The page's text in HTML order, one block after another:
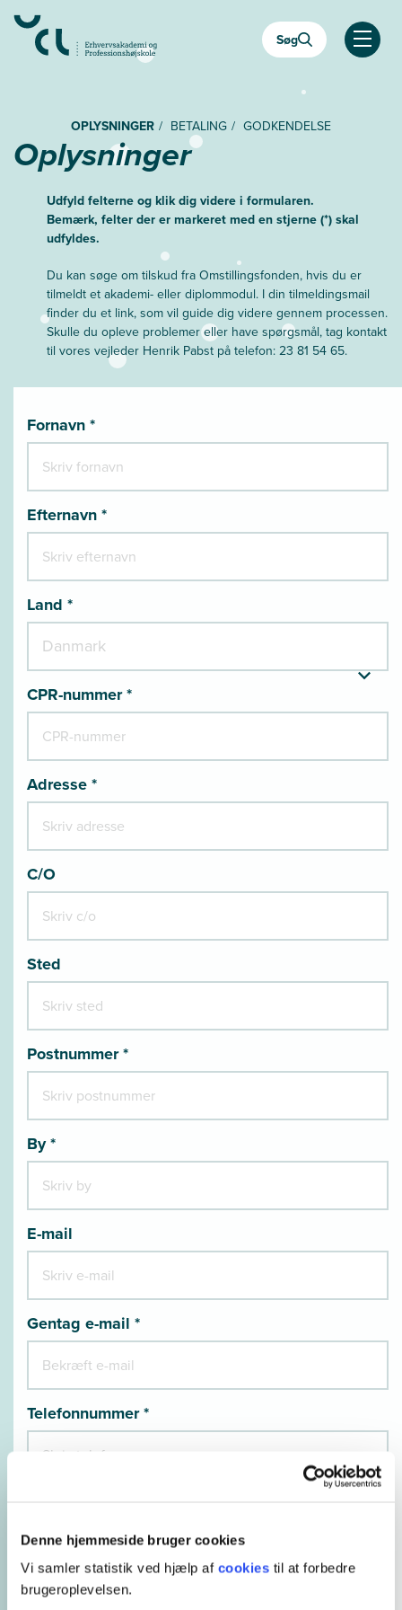
Denne hjemmeside bruger cookies
Vi samler statistik ved hjælp af cookies til at forbedre
brugeroplevelsen.
hovedindhold
Søg
Åben
OPLYSNINGER BETALING GODKENDELSE
Oplysninger
Udfyld felterne og klik dig videre i formularen.
Bemærk, felter der er markeret med en stjerne (*) skal
udfyldes.
Du kan søge om tilskud fra Omstillingsfonden, hvis du er
tilmeldt et akademi- eller diplommodul. I din tilmeldingsmail
finder du et link, som vil guide dig videre gennem processen.
Skulle du opleve problemer eller have spørgsmål, tag kontakt
til vores vejleder Henrik Pabst på telefon: 23 81 54 65.
Fornavn *
Efternavn *
Land *
CPR-nummer *
Adresse *
C/O
Sted
Postnummer *
By *
E-mail
Gentag e-mail *
Telefonnummer *